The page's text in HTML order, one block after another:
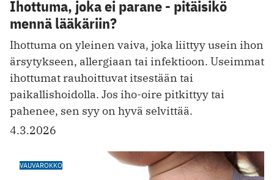
Ihottuma, joka ei parane - pitäisikö
mennä lääkäriin?
Ihottuma on yleinen vaiva, joka liittyy usein ihon
ärsytykseen, allergiaan tai infektioon. Useimmat
ihottumat rauhoittuvat itsestään tai
paikallishoidolla. Jos iho-oire pitkittyy tai
pahenee, sen syy on hyvä selvittää.
4.3.2026
VAUVAROKKO